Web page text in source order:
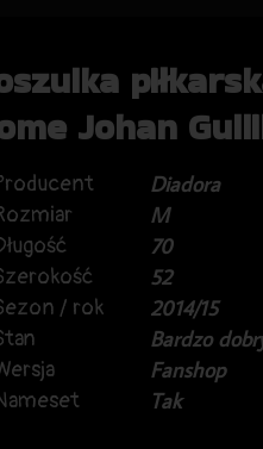
Johan
Diadora
M
70
52
/ rok
2014/15
Bardzo
Fanshop
Tak